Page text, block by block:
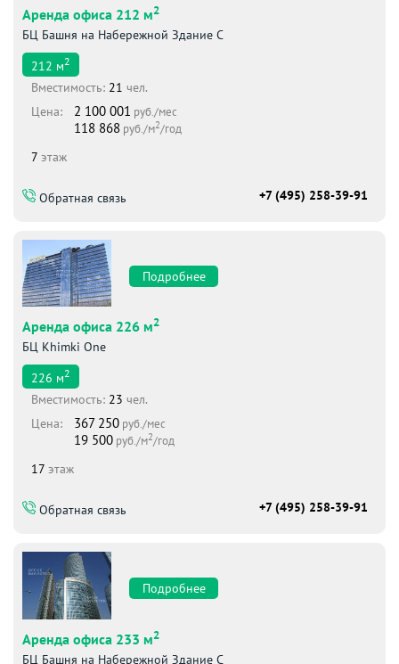
Аренда офиса 212 м2
БЦ Башня на Набережной Здание С
212 м2
Вместимоcть: 21 чел.
Цена:
2 100 001 руб./мес
118 868 руб./м2/год
7 этаж
Обратная связь +7 (495) 258-39-91
Подробнее
Аренда офиса 226 м2
БЦ Khimki One
226 м2
Вместимоcть: 23 чел.
Цена:
367 250 руб./мес
19 500 руб./м2/год
17 этаж
Обратная связь +7 (495) 258-39-91
Подробнее
Аренда офиса 233 м2
БЦ Башня на Набережной Здание С